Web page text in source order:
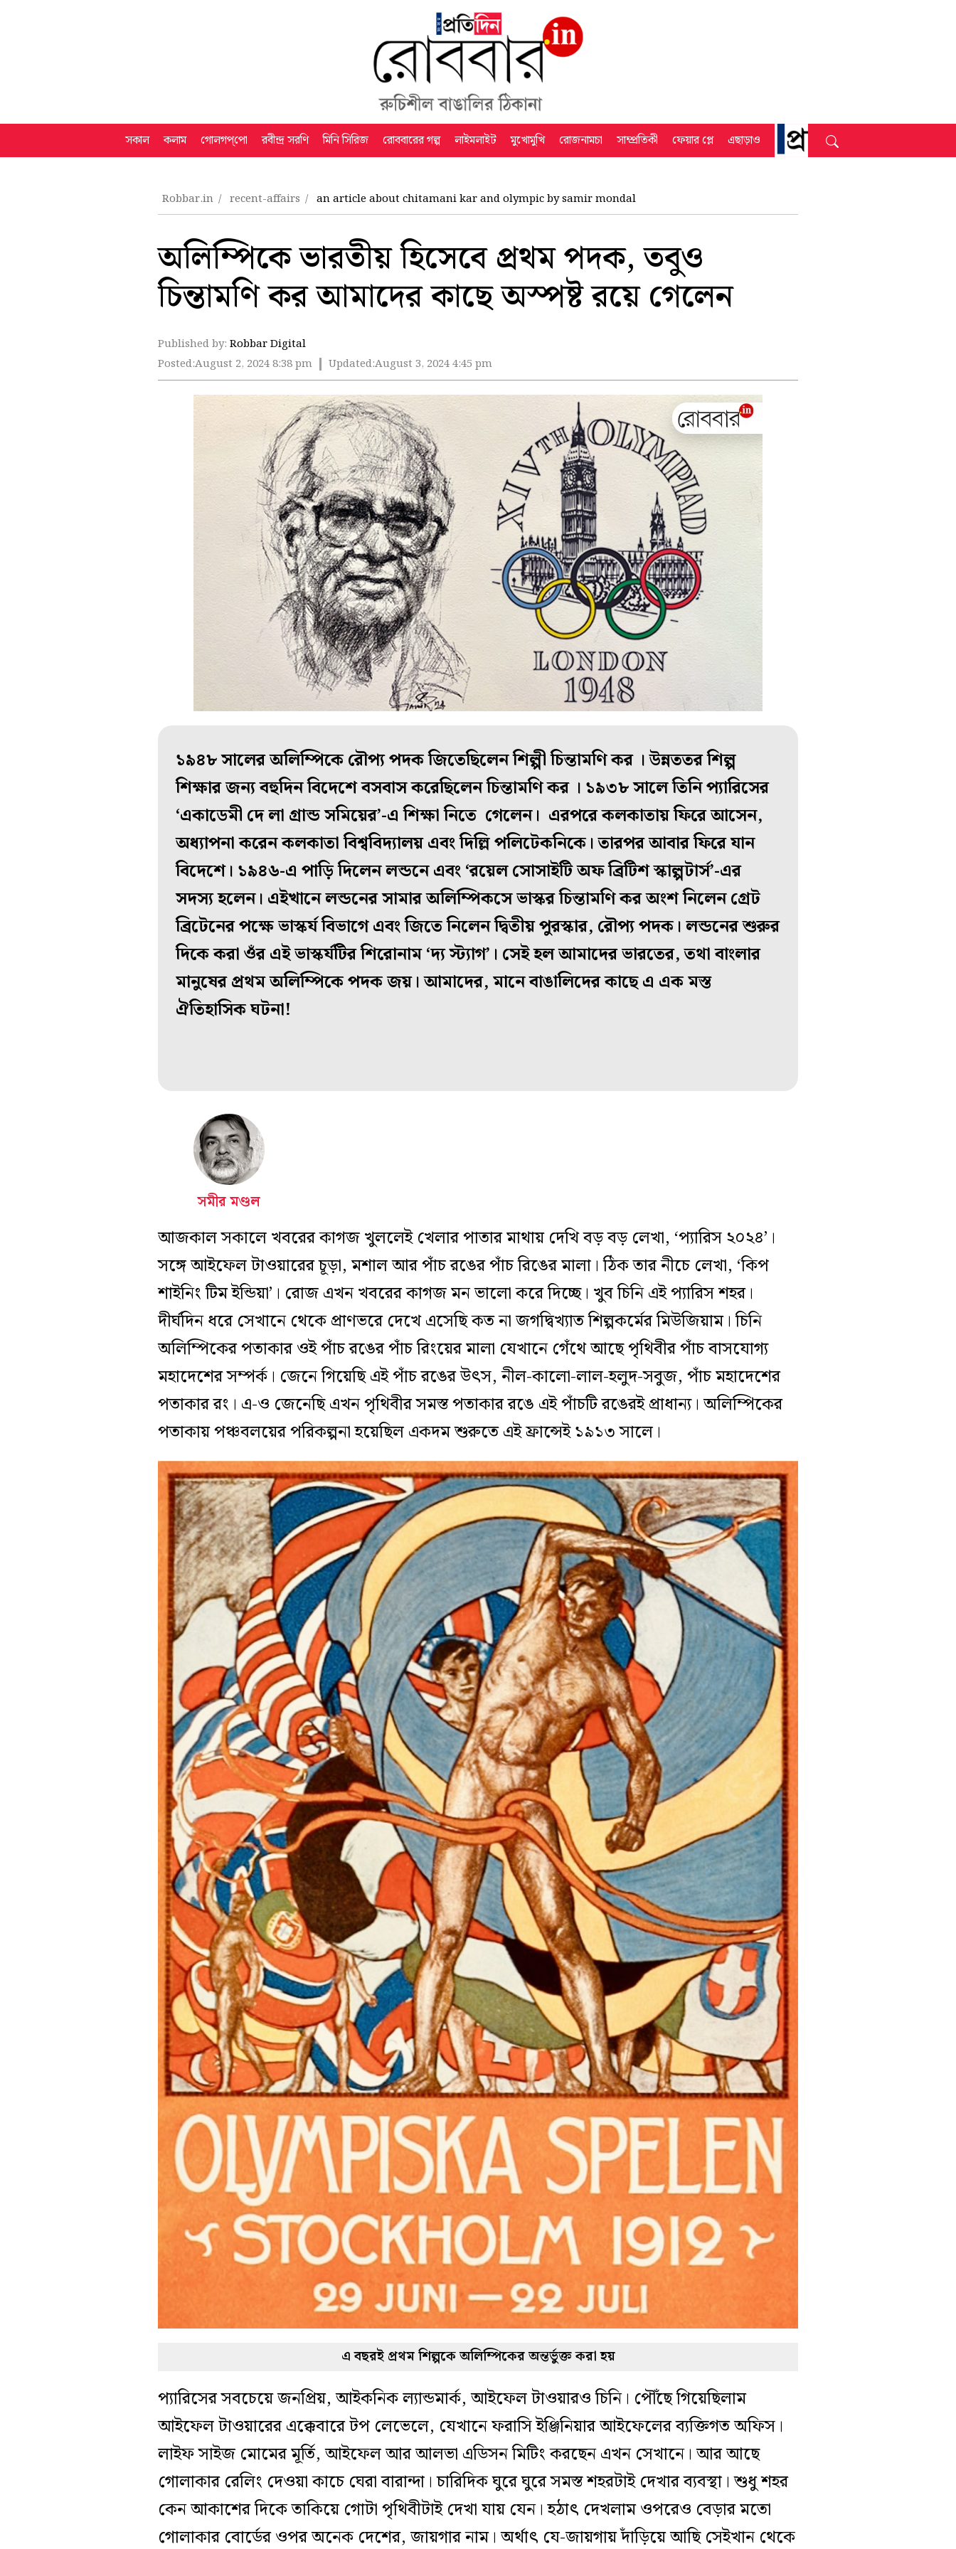
সকাল কলাম গোলগপ্‌পো রবীন্দ্র সরণি মিনি সিরিজ রোববারের গল্প লাইমলাইট মুখোমুখি রোজনামচা সাম্প্রতিকী ফেয়ার প্লে এছাড়াও
Robbar.in recent-affairs an article about chitamani kar and olympic by samir mondal
অলিম্পিকে ভারতীয় হিসেবে প্রথম পদক, তবুও
চিন্তামণি কর আমাদের কাছে অস্পষ্ট রয়ে গেলেন
Published by: Robbar Digital
Posted:August 2, 2024 8:38 pm Updated:August 3, 2024 4:45 pm
১৯৪৮ সালের অলিম্পিকে রৌপ্য পদক জিতেছিলেন শিল্পী চিন্তামণি কর । উন্নততর শিল্প
শিক্ষার জন্য বহুদিন বিদেশে বসবাস করেছিলেন চিন্তামণি কর । ১৯৩৮ সালে তিনি প্যারিসের
‘একাডেমী দে লা গ্রান্ড সমিয়ের’-এ শিক্ষা নিতে গেলেন। এরপরে কলকাতায় ফিরে আসেন,
অধ্যাপনা করেন কলকাতা বিশ্ববিদ্যালয় এবং দিল্লি পলিটেকনিকে। তারপর আবার ফিরে যান
বিদেশে। ১৯৪৬-এ পাড়ি দিলেন লন্ডনে এবং ‘রয়েল সোসাইটি অফ ব্রিটিশ স্কাল্পটার্স’-এর
সদস্য হলেন। এইখানে লন্ডনের সামার অলিম্পিকসে ভাস্কর চিন্তামণি কর অংশ নিলেন গ্রেট
ব্রিটেনের পক্ষে ভাস্কর্য বিভাগে এবং জিতে নিলেন দ্বিতীয় পুরস্কার, রৌপ্য পদক। লন্ডনের শুরুর
দিকে করা ওঁর এই ভাস্কর্যটির শিরোনাম ‘দ্য স্ট্যাগ’। সেই হল আমাদের ভারতের, তথা বাংলার
মানুষের প্রথম অলিম্পিকে পদক জয়। আমাদের, মানে বাঙালিদের কাছে এ এক মস্ত
ঐতিহাসিক ঘটনা!
সমীর মণ্ডল
আজকাল সকালে খবরের কাগজ খুললেই খেলার পাতার মাথায় দেখি বড় বড় লেখা, ‘প্যারিস ২০২৪’।
সঙ্গে আইফেল টাওয়ারের চূড়া, মশাল আর পাঁচ রঙের পাঁচ রিঙের মালা। ঠিক তার নীচে লেখা, ‘কিপ
শাইনিং টিম ইন্ডিয়া’। রোজ এখন খবরের কাগজ মন ভালো করে দিচ্ছে। খুব চিনি এই প্যারিস শহর।
দীর্ঘদিন ধরে সেখানে থেকে প্রাণভরে দেখে এসেছি কত না জগদ্বিখ্যাত শিল্পকর্মের মিউজিয়াম। চিনি
অলিম্পিকের পতাকার ওই পাঁচ রঙের পাঁচ রিংয়ের মালা যেখানে গেঁথে আছে পৃথিবীর পাঁচ বাসযোগ্য
মহাদেশের সম্পর্ক। জেনে গিয়েছি এই পাঁচ রঙের উৎস, নীল-কালো-লাল-হলুদ-সবুজ, পাঁচ মহাদেশের
পতাকার রং। এ-ও জেনেছি এখন পৃথিবীর সমস্ত পতাকার রঙে এই পাঁচটি রঙেরই প্রাধান্য। অলিম্পিকের
পতাকায় পঞ্চবলয়ের পরিকল্পনা হয়েছিল একদম শুরুতে এই ফ্রান্সেই ১৯১৩ সালে।
এ বছরই প্রথম শিল্পকে অলিম্পিকের অন্তর্ভুক্ত করা হয়
প্যারিসের সবচেয়ে জনপ্রিয়, আইকনিক ল্যান্ডমার্ক, আইফেল টাওয়ারও চিনি। পৌঁছে গিয়েছিলাম
আইফেল টাওয়ারের এক্কেবারে টপ লেভেলে, যেখানে ফরাসি ইঞ্জিনিয়ার আইফেলের ব্যক্তিগত অফিস।
লাইফ সাইজ মোমের মূর্তি, আইফেল আর আলভা এডিসন মিটিং করছেন এখন সেখানে। আর আছে
গোলাকার রেলিং দেওয়া কাচে ঘেরা বারান্দা। চারিদিক ঘুরে ঘুরে সমস্ত শহরটাই দেখার ব্যবস্থা। শুধু শহর
কেন আকাশের দিকে তাকিয়ে গোটা পৃথিবীটাই দেখা যায় যেন। হঠাৎ দেখলাম ওপরেও বেড়ার মতো
গোলাকার বোর্ডের ওপর অনেক দেশের, জায়গার নাম। অর্থাৎ যে-জায়গায় দাঁড়িয়ে আছি সেইখান থেকে